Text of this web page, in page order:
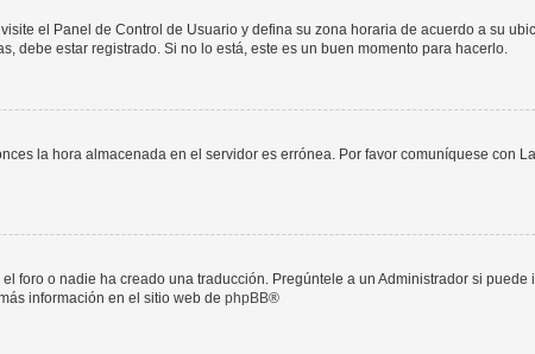
el Panel de Control de Usuario y defina su zona horaria de acuerdo a su
debe estar registrado. Si no lo está, este es un buen momento para hacerlo.
la hora almacenada en el servidor es errónea. Por favor comuníquese con
foro o nadie ha creado una traducción. Pregúntele a un Administrador si
información en el sitio web de phpBB®